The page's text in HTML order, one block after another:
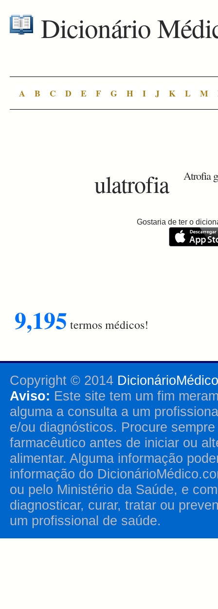
Dicionário
A B C D E F G H I J K L M
ulatrofia Atrofia
Gostaria de ter o
9,195 termos médicos!
Copyright © 2014
Aviso: Este site tem um fim
alguma a consulta a um
e/ou diagnósticos. Procure
farmacêutico antes de iniciar ou
alimentar. Alguma informação
informação do
ou pelo Ministério da Saúde, e
diagnosticar, curar, tratar ou
um profissional de saúde.